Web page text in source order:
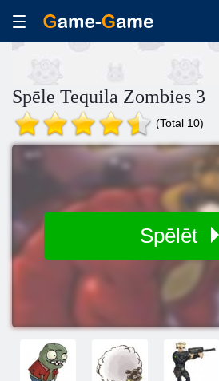
Spēle Tequila Zombies 3
(Total 10)
Spēlēt